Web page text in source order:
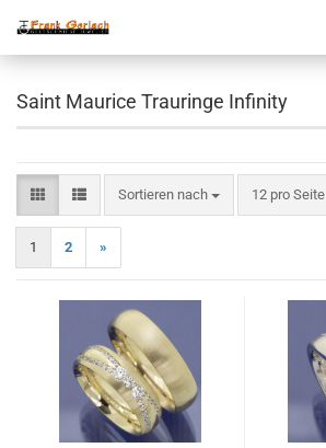
Saint Maurice Trauringe Infinity
Sortieren nach
Sortieren nach 12 pro Seite
pro Seite
1 2 »